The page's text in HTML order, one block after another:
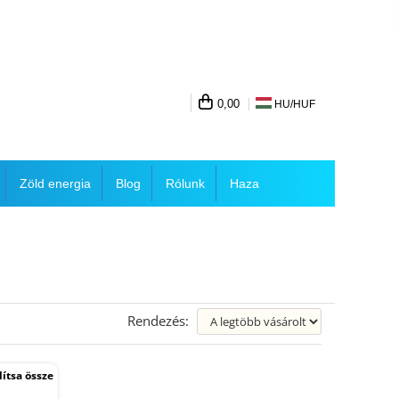
0,00 HU/HUF
Zöld energia Blog Rólunk Haza
Rendezés:
össze